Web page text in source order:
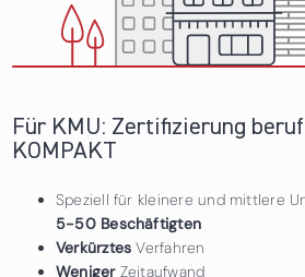
Für KMU: Zertifizierung
KOMPAKT
Speziell für kleinere und mittlere
5-50 Beschäftigten
VerkürztesVerfahren
Weniger Zeitaufwand